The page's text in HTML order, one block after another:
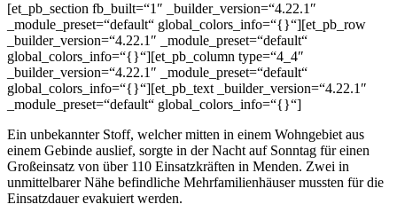
[et_pb_section fb_built=“1″ _builder_version=“4.22.1″
_module_preset=“default“ global_colors_info=“{}“][et_pb_row
_builder_version=“4.22.1″ _module_preset=“default“
global_colors_info=“{}“][et_pb_column type=“4_4″
_builder_version=“4.22.1″ _module_preset=“default“
global_colors_info=“{}“][et_pb_text _builder_version=“4.22.1″
_module_preset=“default“ global_colors_info=“{}“]
Ein unbekannter Stoff, welcher mitten in einem Wohngebiet aus
einem Gebinde auslief, sorgte in der Nacht auf Sonntag für einen
Großeinsatz von über 110 Einsatzkräften in Menden. Zwei in
unmittelbarer Nähe befindliche Mehrfamilienhäuser mussten für die
Einsatzdauer evakuiert werden.